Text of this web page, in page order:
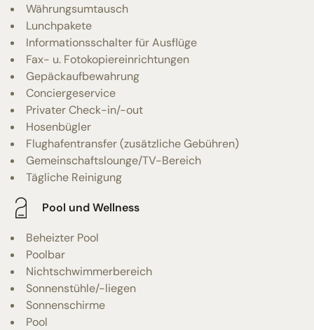
Währungsumtausch
Lunchpakete
Informationsschalter für Ausflüge
Fax- u. Fotokopiereinrichtungen
Gepäckaufbewahrung
Conciergeservice
Privater Check-in/-out
Hosenbügler
Flughafentransfer (zusätzliche Gebühren)
Gemeinschaftslounge/TV-Bereich
Tägliche Reinigung
Pool und Wellness
Beheizter Pool
Poolbar
Nichtschwimmerbereich
Sonnenstühle/-liegen
Sonnenschirme
Pool